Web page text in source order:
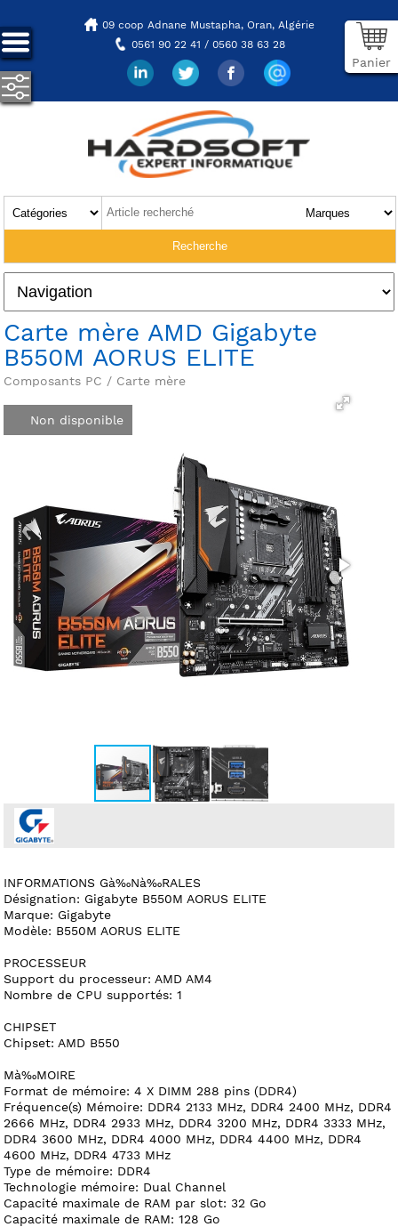
09 coop Adnane Mustapha, Oran, Algérie
0561 90 22 41 / 0560 38 63 28
Panier
Carte mère AMD Gigabyte
B550M AORUS ELITE
Composants PC / Carte mère
Non disponible
INFORMATIONS Gà‰Nà‰RALES
Désignation: Gigabyte B550M AORUS ELITE
Marque: Gigabyte
Modèle: B550M AORUS ELITE
PROCESSEUR
Support du processeur: AMD AM4
Nombre de CPU supportés: 1
CHIPSET
Chipset: AMD B550
Mà‰MOIRE
Format de mémoire: 4 X DIMM 288 pins (DDR4)
Fréquence(s) Mémoire: DDR4 2133 MHz, DDR4 2400 MHz, DDR4
2666 MHz, DDR4 2933 MHz, DDR4 3200 MHz, DDR4 3333 MHz,
DDR4 3600 MHz, DDR4 4000 MHz, DDR4 4400 MHz, DDR4
4600 MHz, DDR4 4733 MHz
Type de mémoire: DDR4
Technologie mémoire: Dual Channel
Capacité maximale de RAM par slot: 32 Go
Capacité maximale de RAM: 128 Go